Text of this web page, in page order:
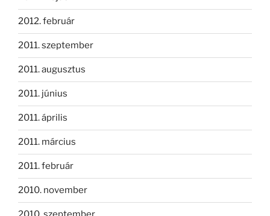
2012. február
2011. szeptember
2011. augusztus
2011. június
2011. április
2011. március
2011. február
2010. november